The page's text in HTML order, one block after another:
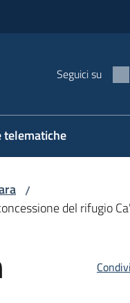
Seguici su
/
del rifugio